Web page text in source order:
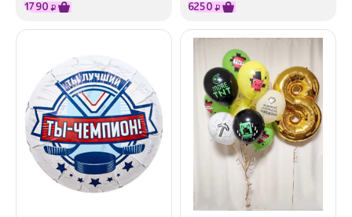
1790 ₽ 6250 ₽